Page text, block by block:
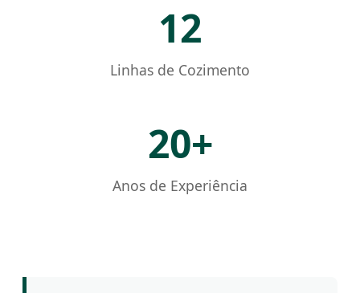
12
Linhas de Cozimento
20+
Anos de Experiência